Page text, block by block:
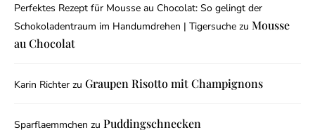
Perfektes Rezept für Mousse au Chocolat: So gelingt der
Schokoladentraum im Handumdrehen | Tigersuche zu Mousse
au Chocolat
Karin Richter zu Graupen Risotto mit Champignons
Sparflaemmchen zu Puddingschnecken